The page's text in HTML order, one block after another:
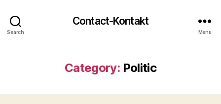
Search
Contact-Kontakt
Menu
Category: Politic